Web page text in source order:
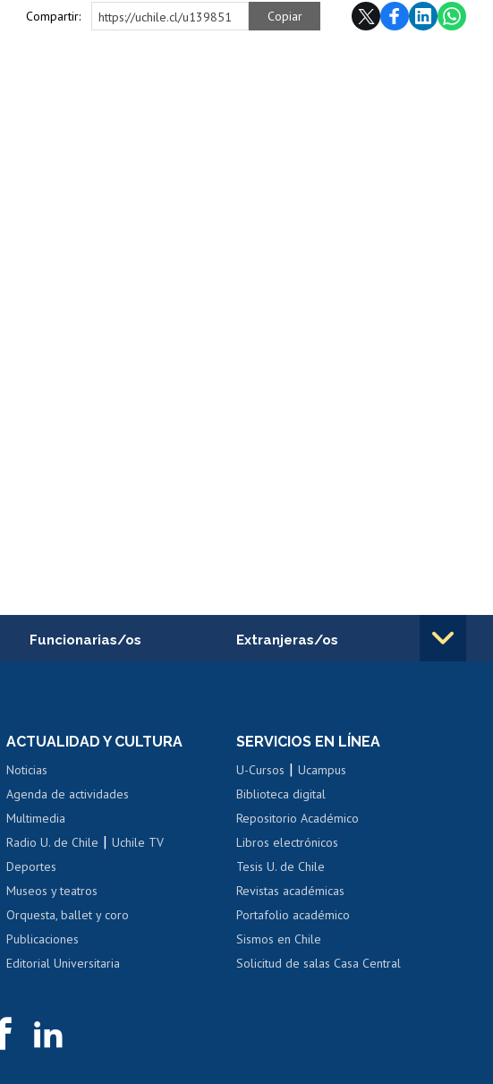
Compartir: https://uchile.cl/u139851 Copiar
Funcionarias/os
Portal de movilidad interna
Certificado de renta
Certificado de renta
Extranjeras/os
Cursos de español
Acoso laboral, sexual y violencia Denuncias administrativas
ACTUALIDAD Y CULTURA
Noticias
Agenda de actividades
Multimedia
Radio U. de Chile |Uchile TV
Deportes
Museos y teatros
Orquesta, ballet y coro
Publicaciones
Editorial Universitaria
SERVICIOS EN LÍNEA
U-Cursos |Ucampus
Biblioteca digital
Repositorio Académico
Libros electrónicos
Tesis U. de Chile
Revistas académicas
Portafolio académico
Sismos en Chile
Solicitud de salas Casa Central